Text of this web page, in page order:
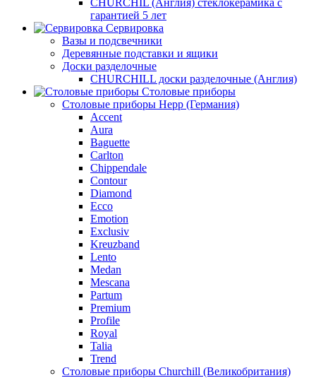
CHURCHIL (Англия) стеклокерамика с
гарантией 5 лет
Сервировка
Вазы и подсвечники
Деревянные подставки и ящики
Доски разделочные
CHURCHILL доски разделочные (Англия)
Столовые приборы
Столовые приборы Hepp (Германия)
Accent
Aura
Baguette
Carlton
Chippendale
Contour
Diamond
Ecco
Emotion
Exclusiv
Kreuzband
Lento
Medan
Mescana
Partum
Premium
Profile
Royal
Talia
Trend
Столовые приборы Churchill (Великобритания)